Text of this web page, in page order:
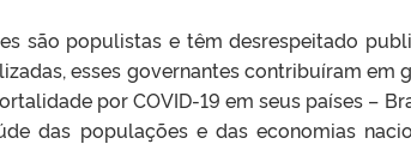
são populistas e têm desrespeitado
esses governantes contribuíram em
por COVID-19 em seus países –
das populações e das economias